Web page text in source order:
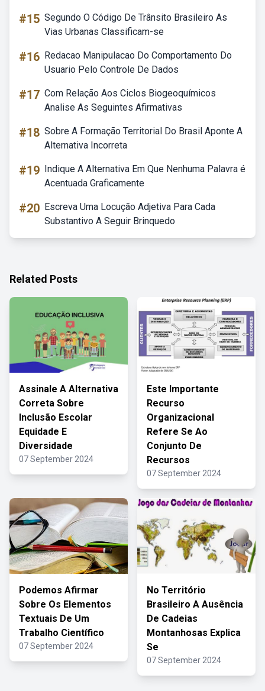
#15 Segundo O Código De Trânsito Brasileiro As
Vias Urbanas Classificam-se
#16 Redacao Manipulacao Do Comportamento Do
Usuario Pelo Controle De Dados
#17 Com Relação Aos Ciclos Biogeoquímicos
Analise As Seguintes Afirmativas
#18 Sobre A Formação Territorial Do Brasil Aponte A
Alternativa Incorreta
#19 Indique A Alternativa Em Que Nenhuma Palavra é
Acentuada Graficamente
#20 Escreva Uma Locução Adjetiva Para Cada
Substantivo A Seguir Brinquedo
Related Posts
Assinale A Alternativa
Correta Sobre
Inclusão Escolar
Equidade E
Diversidade
07 September 2024
Este Importante
Recurso
Organizacional
Refere Se Ao
Conjunto De
Recursos
07 September 2024
Podemos Afirmar
Sobre Os Elementos
Textuais De Um
Trabalho Científico
07 September 2024
No Território
Brasileiro A Ausência
De Cadeias
Montanhosas Explica
Se
07 September 2024